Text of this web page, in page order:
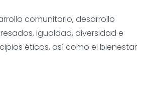
comunitario, desarrollo
igualdad, diversidad e
éticos, así como el bienestar